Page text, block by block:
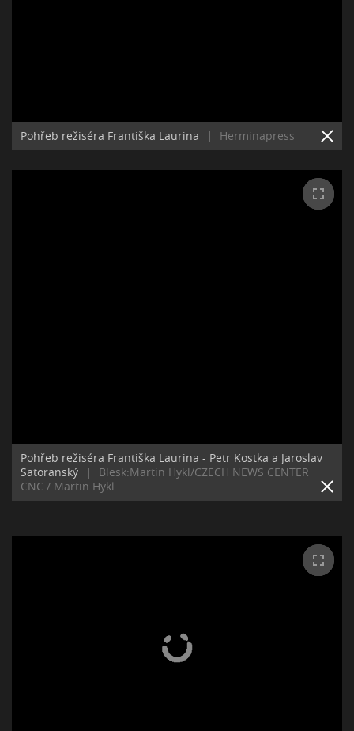
Pohřeb režiséra Františka Laurina | Herminapress
Pohřeb režiséra Františka Laurina - Petr Kostka a Jaroslav
Satoranský
|
Blesk:Martin Hykl/CZECH NEWS CENTER
CNC / Martin Hykl